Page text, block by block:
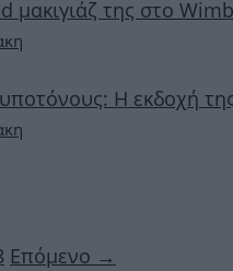
της στο
Η εκδοχή
Επόμενο →